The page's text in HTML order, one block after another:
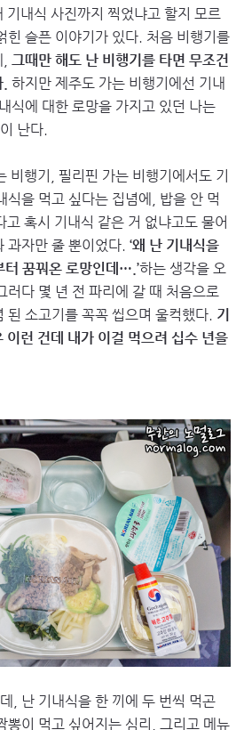
기내식 사진까지 찍었냐고 할지 모르
힌 슬픈 이야기가 있다. 처음 비행기를
그때만 해도 난 비행기를 타면 무조건
하지만 제주도 가는 비행기에선 기내
식에 대한 로망을 가지고 있던 나는
난다.
비행기, 필리핀 가는 비행기에서도 기
식을 먹고 싶다는 집념에, 밥을 안 먹
혹시 기내식 같은 거 없냐고도 물어
과자만 줄 뿐이었다. ‘왜 난 기내식을
터 꿈꿔온 로망인데….’하는 생각을 오
러다 몇 년 전 파리에 갈 때 처음으로
된 소고기를 꼭꼭 씹으며 울컥했다. 기
이런 건데 내가 이걸 먹으려 십수 년을
, 난 기내식을 한 끼에 두 번씩 먹곤
뽕이 먹고 싶어지는 심리, 그리고 메뉴